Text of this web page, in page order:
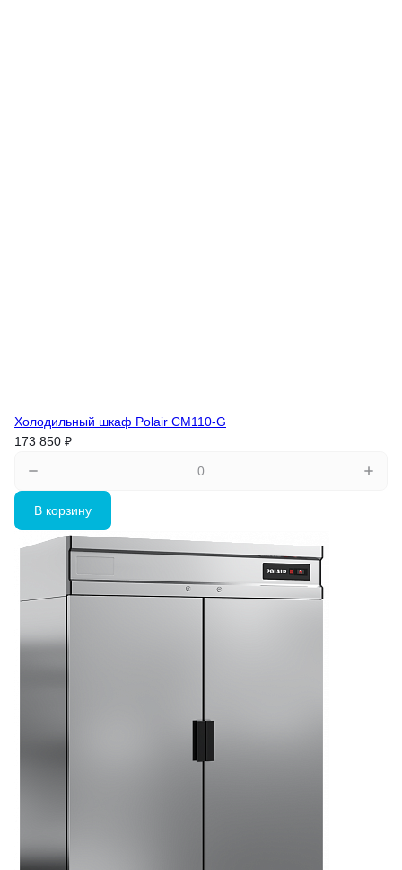
Холодильный шкаф Polair CM110-G
173 850 ₽
В корзину